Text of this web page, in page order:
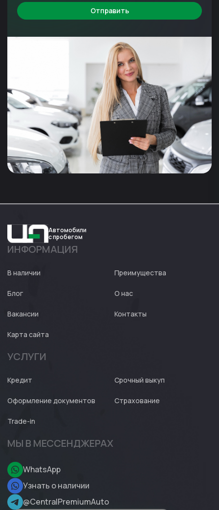
Отправить
Авто
Автомобили
с пробегом
ИНФОРМАЦИЯ
В наличии Преимущества
Блог О нас
Вакансии Контакты
Карта сайта
УСЛУГИ
Кредит Срочный выкуп
Оформление документов Страхование
Trade-in
МЫ В МЕССЕНДЖЕРАХ
WhatsApp
Узнать о наличии
@CentralPremiumAuto